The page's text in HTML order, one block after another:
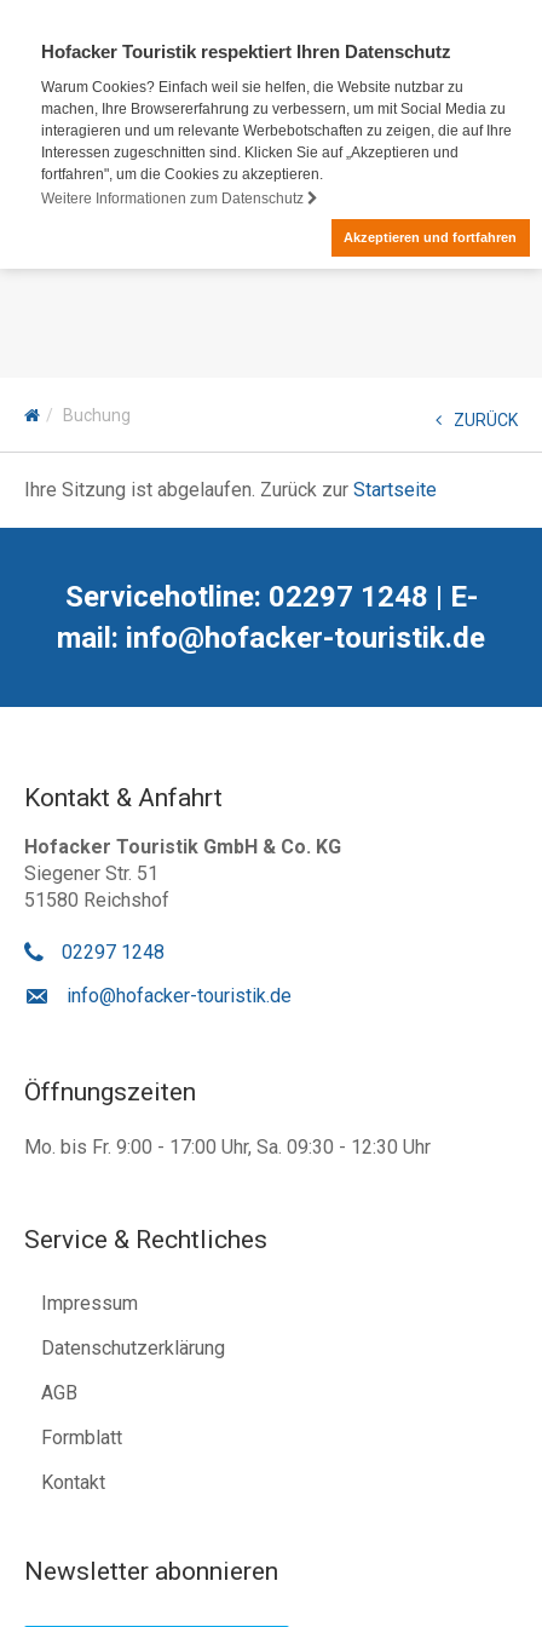
Hofacker Touristik respektiert Ihren Datenschutz
Warum Cookies? Einfach weil sie helfen, die Website nutzbar zu
machen, Ihre Browsererfahrung zu verbessern, um mit Social Media zu
interagieren und um relevante Werbebotschaften zu zeigen, die auf Ihre
Interessen zugeschnitten sind. Klicken Sie auf „Akzeptieren und
fortfahren", um die Cookies zu akzeptieren.
Weitere Informationen zum Datenschutz
Akzeptieren und fortfahren
Buchung ZURÜCK
Ihre Sitzung ist abgelaufen. Zurück zur Startseite
Servicehotline: 02297 1248 | E-
mail: info@hofacker-touristik.de
Kontakt & Anfahrt
Hofacker Touristik GmbH & Co. KG
Siegener Str. 51
51580 Reichshof
02297 1248
info@hofacker-touristik.de
Öffnungszeiten
Mo. bis Fr. 9:00 - 17:00 Uhr, Sa. 09:30 - 12:30 Uhr
Service & Rechtliches
Impressum
Datenschutzerklärung
AGB
Formblatt
Kontakt
Newsletter abonnieren